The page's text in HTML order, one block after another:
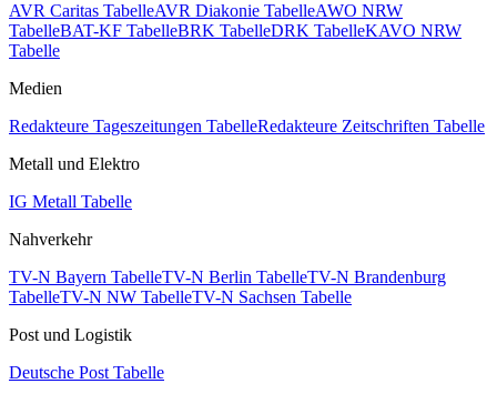
AVR Caritas TabelleAVR Diakonie TabelleAWO NRW
TabelleBAT-KF TabelleBRK TabelleDRK TabelleKAVO NRW
Tabelle
Medien
Redakteure Tageszeitungen TabelleRedakteure Zeitschriften Tabelle
Metall und Elektro
IG Metall Tabelle
Nahverkehr
TV-N Bayern TabelleTV-N Berlin TabelleTV-N Brandenburg
TabelleTV-N NW TabelleTV-N Sachsen Tabelle
Post und Logistik
Deutsche Post Tabelle